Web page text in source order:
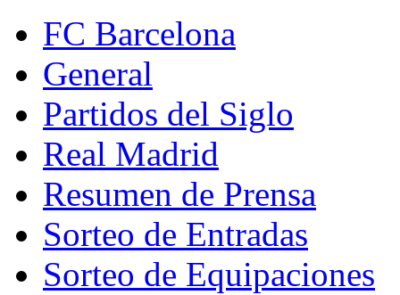
FC Barcelona
General
Partidos del Siglo
Real Madrid
Resumen de Prensa
Sorteo de Entradas
Sorteo de Equipaciones